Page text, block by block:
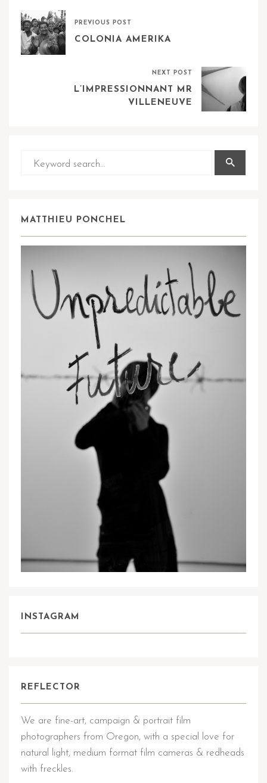
PREVIOUS POST
COLONIA AMERIKA
NEXT POST
L’IMPRESSIONNANT MR
VILLENEUVE
MATTHIEU PONCHEL
INSTAGRAM
REFLECTOR
We are fine-art, campaign & portrait film
photographers from Oregon, with a special love for
natural light, medium format film cameras & redheads
with freckles.